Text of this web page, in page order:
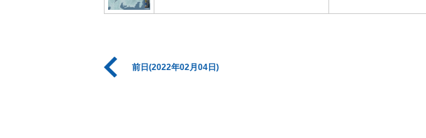
前日(2022年02月04日)